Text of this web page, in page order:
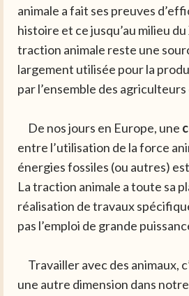
animale a fait ses preuves
histoire et ce jusqu’au milieu du
traction animale reste une
largement utilisée pour la
par l’ensemble des agriculteurs
De nos jours en Europe, une
entre l’utilisation de la force
énergies fossiles (ou autres)
La traction animale a toute sa
réalisation de travaux
pas l’emploi de grande
Travailler avec des animaux,
une autre dimension dans